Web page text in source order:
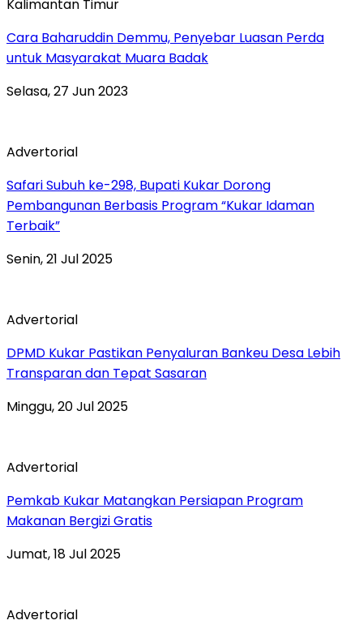
Kalimantan Timur
Cara Baharuddin Demmu, Penyebar Luasan Perda
untuk Masyarakat Muara Badak
Selasa, 27 Jun 2023
Advertorial
Safari Subuh ke-298, Bupati Kukar Dorong
Pembangunan Berbasis Program “Kukar Idaman
Terbaik”
Senin, 21 Jul 2025
Advertorial
DPMD Kukar Pastikan Penyaluran Bankeu Desa Lebih
Transparan dan Tepat Sasaran
Minggu, 20 Jul 2025
Advertorial
Pemkab Kukar Matangkan Persiapan Program
Makanan Bergizi Gratis
Jumat, 18 Jul 2025
Advertorial